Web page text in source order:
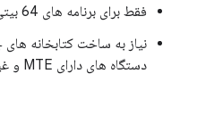
فقط برای برنامه های 64 بیتی موجود است
نیاز به ساخت کتابخانه های
دستگاه های دارای MTE و غیر فعال کننده MTE دارد